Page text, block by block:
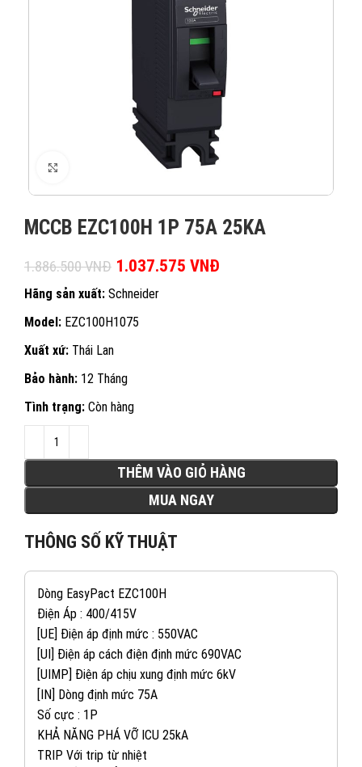
MCCB EZC100H 1P 75A 25KA
1.886.500VNĐ Giá gốc là: 1.886.500 VNĐ.
1.037.575 VNĐ
Hãng sản xuất: Schneider
Model: EZC100H1075
Xuất xứ: Thái Lan
Bảo hành: 12 Tháng
Tình trạng: Còn hàng
THÊM VÀO GIỎ HÀNG
MUA NGAY
THÔNG SỐ KỸ THUẬT
Dòng EasyPact EZC100H
Điện Áp : 400/415V
[UE] Điện áp định mức : 550VAC
[UI] Điện áp cách điện định mức 690VAC
[UIMP] Điện áp chịu xung định mức 6kV
[IN] Dòng định mức 75A
Số cực : 1P
KHẢ NĂNG PHÁ VỠ ICU 25kA
TRIP Với trip từ nhiệt